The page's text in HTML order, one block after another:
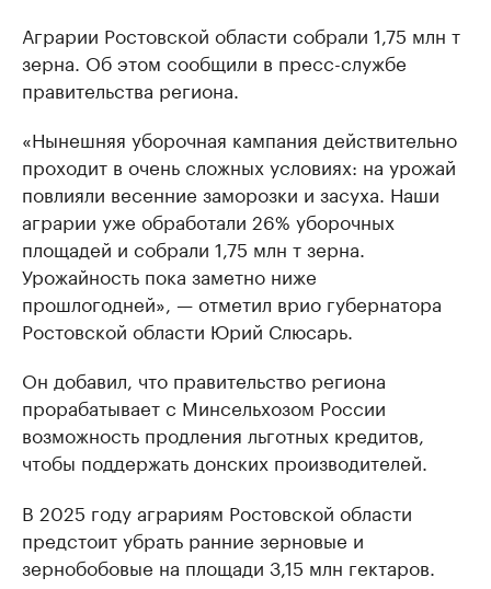
Аграрии Ростовской области собрали 1,75 млн т
зерна. Об этом сообщили в пресс-службе
правительства региона.
«Нынешняя уборочная кампания действительно
проходит в очень сложных условиях: на урожай
повлияли весенние заморозки и засуха. Наши
аграрии уже обработали 26% уборочных
площадей и собрали 1,75 млн т зерна.
Урожайность пока заметно ниже
прошлогодней», — отметил врио губернатора
Ростовской области Юрий Слюсарь.
Он добавил, что правительство региона
прорабатывает с Минсельхозом России
возможность продления льготных кредитов,
чтобы поддержать донских производителей.
В 2025 году аграриям Ростовской области
предстоит убрать ранние зерновые и
зернобобовые на площади 3,15 млн гектаров.